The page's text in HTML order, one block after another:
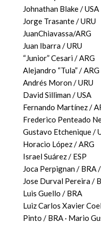
Johnathan Blake / USA
Jorge Trasante / URU
JuanChiavassa/ARG
Juan Ibarra / URU
“Junior” Cesari / ARG
Alejandro “Tula” / ARG
Andrés Moron / URU
David Silliman / USA
Fernando Martínez /
Frederico Penteado
Gustavo Etchenique /
Horacio López / ARG
Israel Suárez / ESP
Joca Perpignan / BRA
Jose Durval Pereira /
Luis Guello / BRA
Luiz Carlos Xavier
Pinto / BRA · Mario